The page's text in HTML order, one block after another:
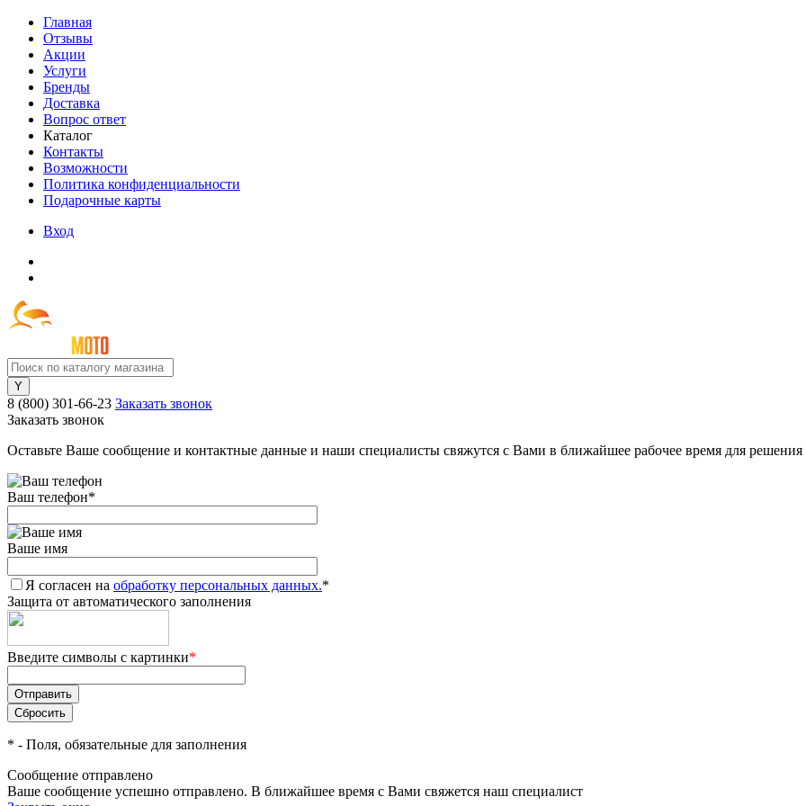
Главная
Отзывы
Акции
Услуги
Бренды
Доставка
Вопрос ответ
Каталог
Контакты
Возможности
Политика конфиденциальности
Подарочные карты
Вход
8 (800) 301-66-23 Заказать звонок
Заказать звонок
Оставьте Ваше сообщение и контактные данные и наши специалисты свяжутся с Вами в ближайшее рабочее время для
Ваш телефон*
Ваше имя
Я согласен на обработку персональных данных.*
Защита от автоматического заполнения
Введите символы с картинки*
* - Поля, обязательные для заполнения
Сообщение отправлено
Ваше сообщение успешно отправлено. В ближайшее время с Вами свяжется наш специалист